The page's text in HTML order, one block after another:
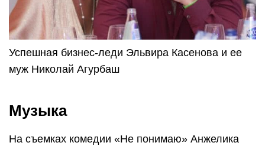
Успешная бизнес-леди Эльвира Касенова и ее
муж Николай Агурбаш
Музыка
На съемках комедии «Не понимаю» Анжелика